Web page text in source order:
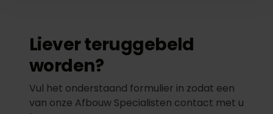
Liever teruggebeld
worden?
Vul het onderstaand formulier in zodat een
van onze Afbouw Specialisten contact met u